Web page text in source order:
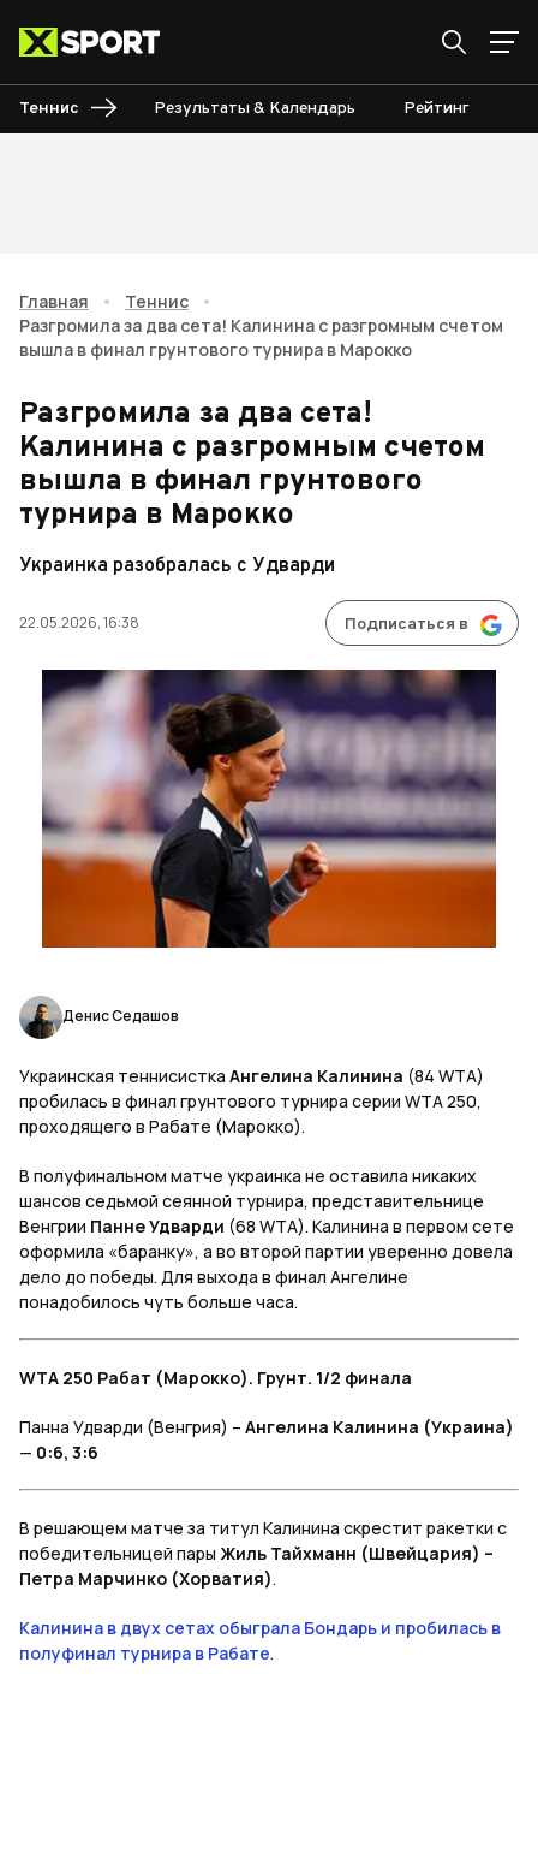
Теннис Результаты & Календарь Рейтинг
Главная • Теннис
•
Разгромила за два сета! Калинина с разгромным счетом
вышла в финал грунтового турнира в Марокко
Разгромила за два сета!
Калинина с разгромным счетом
вышла в финал грунтового
турнира в Марокко
Украинка разобралась с Удварди
22.05.2026, 16:38 Подписаться в
Денис Седашов
Украинская теннисистка Ангелина Калинина (84 WTA)
пробилась в финал грунтового турнира серии WTA 250,
проходящего в Рабате (Марокко).
В полуфинальном матче украинка не оставила никаких
шансов седьмой сеянной турнира, представительнице
Венгрии Панне Удварди (68 WTA). Калинина в первом сете
оформила «баранку», а во второй партии уверенно довела
дело до победы. Для выхода в финал Ангелине
понадобилось чуть больше часа.
WTA 250 Рабат (Марокко). Грунт. 1/2 финала
Панна Удварди (Венгрия) – Ангелина Калинина (Украина)
— 0:6, 3:6
В решающем матче за титул Калинина скрестит ракетки с
победительницей пары Жиль Тайхманн (Швейцария) –
Петра Марчинко (Хорватия).
Калинина в двух сетах обыграла Бондарь и пробилась в
полуфинал турнира в Рабате.